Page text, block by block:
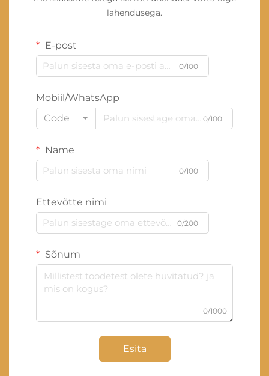
lahendusega.
E-post
0/100
Mobiil/WhatsApp
Code
0/100
Name
0/100
Ettevõtte nimi
0/200
Sõnum
0/1000
Esita